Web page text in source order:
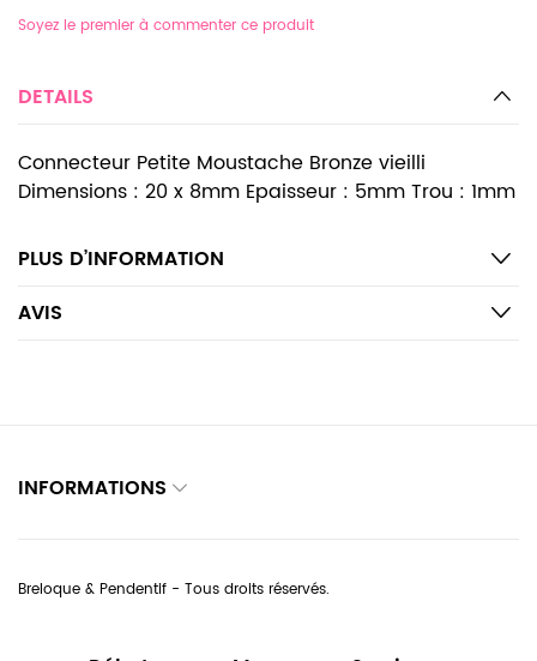
Soyez le premier à commenter ce produit
DETAILS
Connecteur Petite Moustache Bronze vieilli
Dimensions : 20 x 8mm Epaisseur : 5mm Trou : 1mm
PLUS D’INFORMATION
AVIS
INFORMATIONS
Breloque & Pendentif - Tous droits réservés.